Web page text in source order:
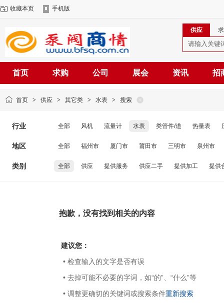
收藏本页 手机版
供应
首页 求购 公司 展会 资讯 招
首页 > 供应 > 其它类 > 水表 > 搜索
行业 全部 风机 流量计 水表 类管件/道 热量表
地区 全部 福州市 厦门市 莆田市 三明市 泉州市
类别 全部 供应 提供服务 供应二手 提供加工 提供
抱歉，没有找到相关的内容
建议您：
• 检查输入的文字是否有误
• 去掉可能不必要的字词，如“的”、“什么”等
• 调整更确切的关键词或搜索条件重新搜索